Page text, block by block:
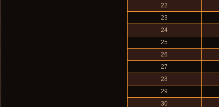
22
23
24
25
26
27
28
29
30